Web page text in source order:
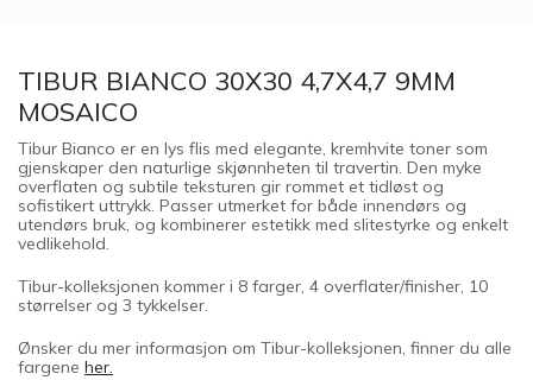
TIBUR BIANCO 30X30 4,7X4,7 9MM
MOSAICO
Tibur Bianco er en lys flis med elegante, kremhvite toner som
gjenskaper den naturlige skjønnheten til travertin. Den myke
overflaten og subtile teksturen gir rommet et tidløst og
sofistikert uttrykk. Passer utmerket for både innendørs og
utendørs bruk, og kombinerer estetikk med slitestyrke og enkelt
vedlikehold.
Tibur-kolleksjonen kommer i 8 farger, 4 overflater/finisher, 10
størrelser og 3 tykkelser.
Ønsker du mer informasjon om Tibur-kolleksjonen, finner du alle
fargene her.